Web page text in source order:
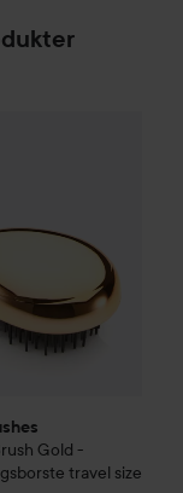
Gold -
travel size